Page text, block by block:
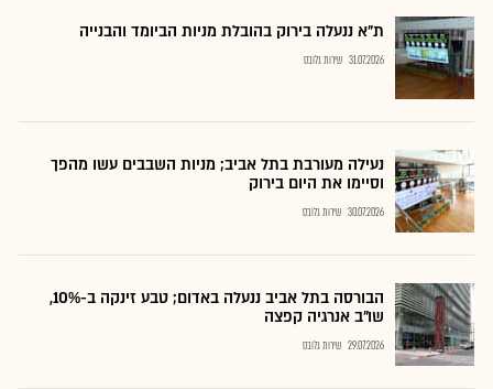
ת"א ננעלה בירוק בהובלת מניות הביומד והבנייה
31.07.2026 שירות גלובס
נעילה מעורבת בתל אביב; מניות השבבים עשו מהפך
וסיימו את היום בירוק
30.07.2026 שירות גלובס
הבורסה בתל אביב ננעלה באדום; טבע זינקה ב-10%,
שו"ב אנרגיה קפצה
29.07.2026 שירות גלובס